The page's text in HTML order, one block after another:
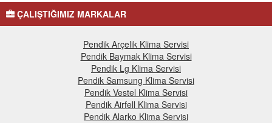
ÇALIŞTIĞIMIZ MARKALAR
Pendik Arçelik Klima Servisi
Pendik Baymak Klima Servisi
Pendik Lg Klima Servisi
Pendik Samsung Klima Servisi
Pendik Vestel Klima Servisi
Pendik Airfell Klima Servisi
Pendik Alarko Klima Servisi